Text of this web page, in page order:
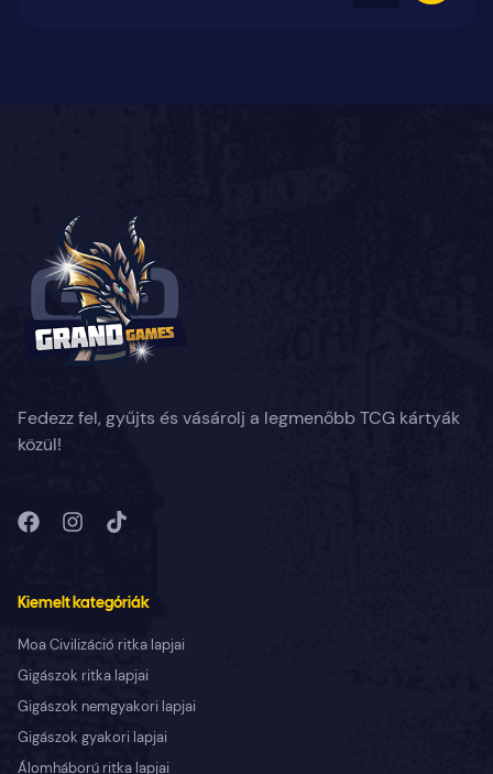
Fedezz fel, gyűjts és vásárolj a legmenőbb TCG kártyák
közül!
Kiemelt kategóriák
Moa Civilizáció ritka lapjai
Gigászok ritka lapjai
Gigászok nemgyakori lapjai
Gigászok gyakori lapjai
Álomháború ritka lapjai